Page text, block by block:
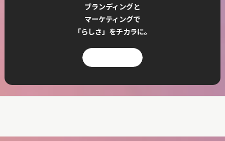
ブランディングと
マーケティングで
「らしさ」をチカラに。